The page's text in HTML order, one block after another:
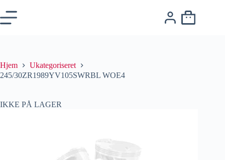
Hjem
Ukategoriseret
245/30ZR1989YV105SWRBL WOE4
IKKE PÅ LAGER